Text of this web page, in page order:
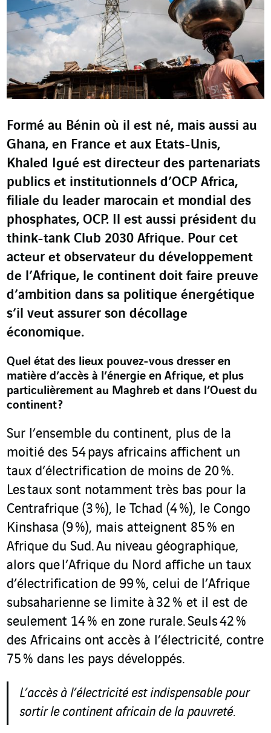
Formé au Bénin où il est né, mais aussi au
Ghana, en France et aux Etats-Unis,
Khaled Igué est directeur des partenariats
publics et institutionnels d’OCP Africa,
filiale du leader marocain et mondial des
phosphates, OCP. Il est aussi président du
think-tank Club 2030 Afrique. Pour cet
acteur et observateur du développement
de l’Afrique, le continent doit faire preuve
d’ambition dans sa politique énergétique
s’il veut assurer son décollage
économique.
Quel état des lieux pouvez-vous dresser en
matière d’accès à l’énergie en Afrique, et plus
particulièrement au Maghreb et dans l’Ouest du
continent ?
Sur l’ensemble du continent, plus de la
moitié des 54 pays africains affichent un
taux d’électrification de moins de 20 %.
Les taux sont notamment très bas pour la
Centrafrique (3 %), le Tchad (4 %), le Congo
Kinshasa (9 %), mais atteignent 85 % en
Afrique du Sud. Au niveau géographique,
alors que l’Afrique du Nord affiche un taux
d’électrification de 99 %, celui de l’Afrique
subsaharienne se limite à 32 % et il est de
seulement 14 % en zone rurale. Seuls 42 %
des Africains ont accès à l’électricité, contre
75 % dans les pays développés.
L’accès à l’électricité est indispensable pour
sortir le continent africain de la pauvreté.